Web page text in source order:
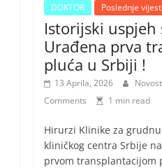
DOKTOR Poslednje vijesti
Istorijski
Urađena prva
pluća u Srbiji !
13 Aprila, 2026
Comments
1 min read
Hirurzi Klinike za
kliničkog centra Srbije
prvom transplantacijom